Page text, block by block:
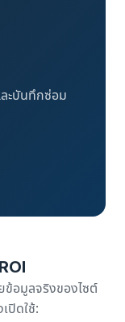
ะบันทึกซ่อม
ข้อมูลจริงของไซต์
ปิดใช้: